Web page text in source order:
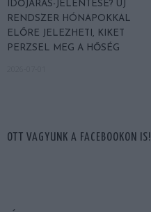
IDŐJÁRÁS-JELENTÉSE? ÚJ
RENDSZER HÓNAPOKKAL
ELŐRE JELEZHETI, KIKET
PERZSEL MEG A HŐSÉG
OTT VAGYUNK A FACEBOOKON IS!